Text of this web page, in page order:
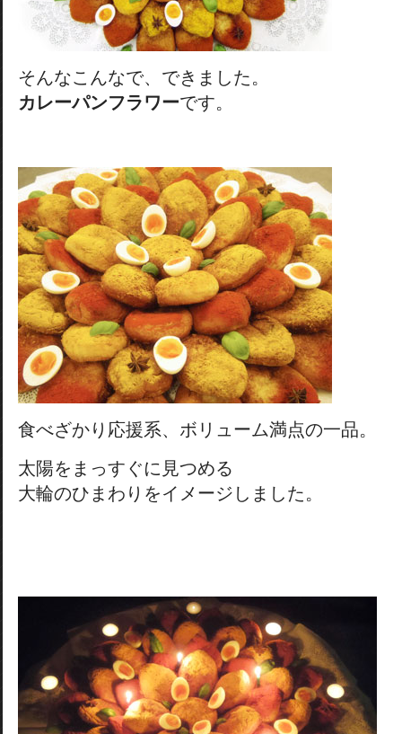
そんなこんなで、できました。
カレーパンフラワーです。
食べざかり応援系、ボリューム満点の一品。
太陽をまっすぐに見つめる
大輪のひまわりをイメージしました。